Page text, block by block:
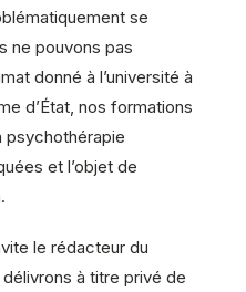
se
ne pouvons pas
donné à l’université à
d’État, nos formations
psychothérapie
et l’objet de
le rédacteur du
à titre privé de